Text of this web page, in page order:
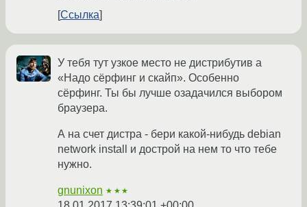
Ссылка
У тебя тут узкое место не дистрибутив а
«Надо сёрфинг и скайп». Особенно
сёрфинг. Ты бы лучше озадачился выбором
браузера.
А на счет дистра - бери какой-нибудь debian
network install и дострой на нем то что тебе
нужно.
gnunixon ★★★